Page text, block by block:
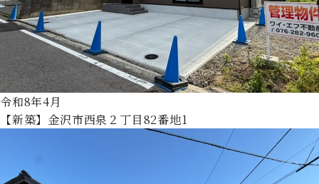
令和8年4月
【新築】金沢市西泉２丁目82番地1